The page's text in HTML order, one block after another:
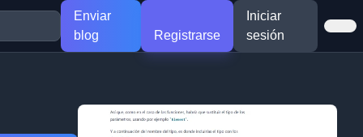
Enviar
blog
Registrarse
Iniciar
sesión